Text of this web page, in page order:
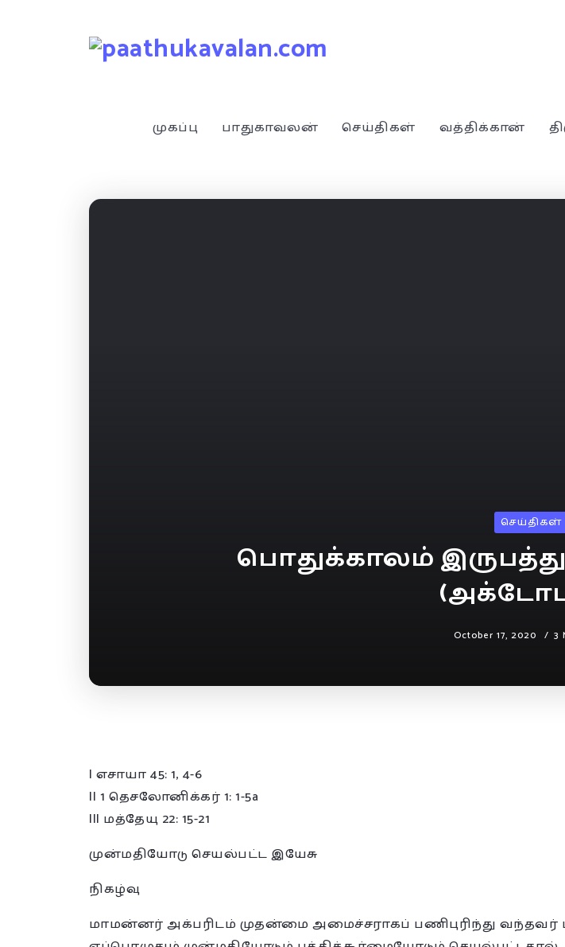
முகப்பு பாதுகாவலன் செய்திகள் வத்திக்கான்
செய்திகள்
பொதுக்காலம்
October 17, 2020 3
I எசாயா 45: 1, 4-6
II 1 தெசலோனிக்கர் 1: 1-5a
III மத்தேயு 22: 15-21
முன்மதியோடு செயல்பட்ட இயேசு
நிகழ்வு
மாமன்னர் அக்பரிடம் முதன்மை அமைச்சராகப் பணிபுரிந்து வந்தவர்